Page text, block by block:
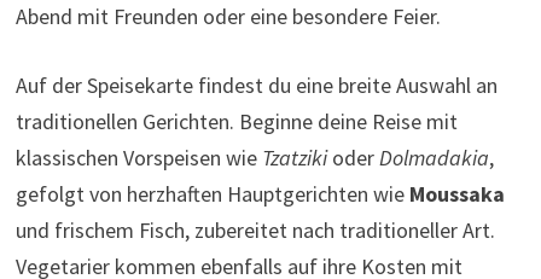
Abend mit Freunden oder eine besondere Feier.
Auf der Speisekarte findest du eine breite Auswahl an
traditionellen Gerichten. Beginne deine Reise mit
klassischen Vorspeisen wie TzatzikioderDolmadakia,
gefolgt von herzhaften Hauptgerichten wie Moussaka
und frischem Fisch, zubereitet nach traditioneller Art.
Vegetarier kommen ebenfalls auf ihre Kosten mit